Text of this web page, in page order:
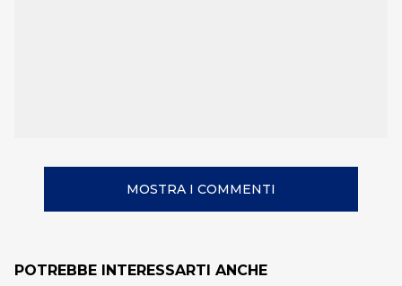
MOSTRA I COMMENTI
POTREBBE INTERESSARTI ANCHE